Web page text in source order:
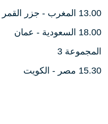
13.00 المغرب - جزر القمر
18.00 السعودية - عمان
المجموعة 3
15.30 مصر - الكويت